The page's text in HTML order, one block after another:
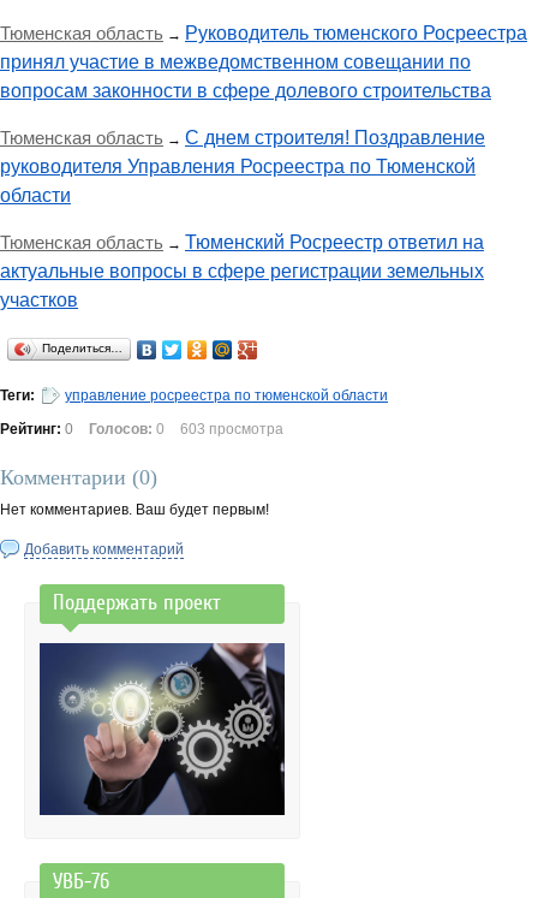
Тюменская область → Руководитель тюменского Росреестра
принял участие в межведомственном совещании по
вопросам законности в сфере долевого строительства
Тюменская область → С днем строителя! Поздравление
руководителя Управления Росреестра по Тюменской
области
Тюменская область → Тюменский Росреестр ответил на
актуальные вопросы в сфере регистрации земельных
участков
Поделиться…
Теги:
управление росреестра по тюменской области
Рейтинг: 0 Голосов: 0 603 просмотра
Комментарии (0)
Нет комментариев. Ваш будет первым!
Добавить комментарий
Поддержать проект
УВБ-76